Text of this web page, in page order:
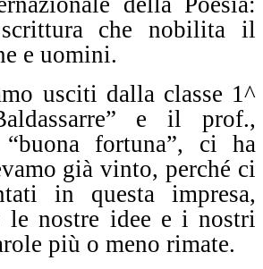
che nobilita il
e uomini.
usciti dalla classe 1^
e il prof.,
“buona fortuna”, ci ha
già vinto, perché ci
in questa impresa,
le nostre idee e i nostri
più o meno rimate.